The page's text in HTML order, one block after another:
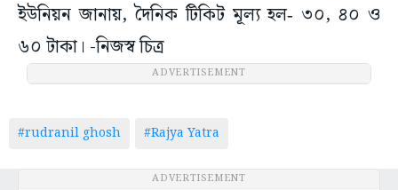
ইউনিয়ন জানায়, দৈনিক টিকিট মূল্য হল‑ ৩০, ৪০ ও
৬০ টাকা। -নিজস্ব চিত্র
ADVERTISEMENT
#rudranil ghosh #Rajya Yatra
ADVERTISEMENT